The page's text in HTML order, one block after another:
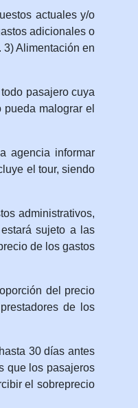
actuales y/o
adicionales o
Alimentación en
pasajero cuya
malograr el
agencia informar
el tour, siendo
administrativos,
sujeto a las
de los gastos
del precio
de los
30 días antes
que los pasajeros
el sobreprecio